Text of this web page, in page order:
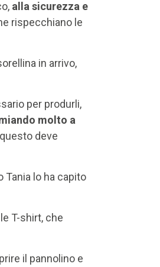
alla sicurezza e
rispecchiano le
in arrivo,
per produrli,
molto a
deve
lo ha capito
T-shirt, che
il pannolino e